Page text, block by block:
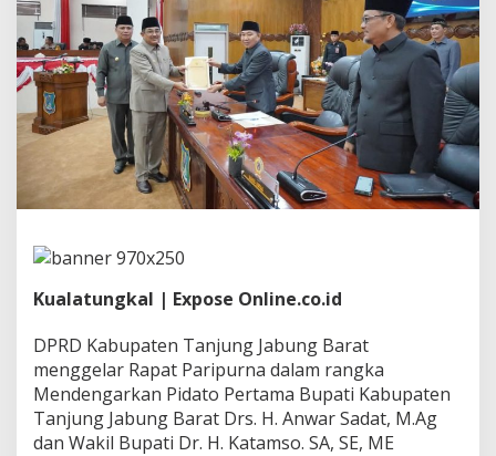
a
r
P
a
r
i
p
u
r
n
e
g
a
r
k
Kualatungkal | Expose Online.co.id
DPRD Kabupaten Tanjung Jabung Barat
menggelar Rapat Paripurna dalam rangka
Mendengarkan Pidato Pertama Bupati Kabupaten
Tanjung Jabung Barat Drs. H. Anwar Sadat, M.Ag
dan Wakil Bupati Dr. H. Katamso. SA, SE, ME